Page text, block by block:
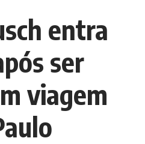
entra
ser
viagem